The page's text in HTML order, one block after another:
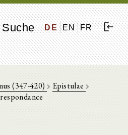
DE EN FR
(347-420) Epistulae